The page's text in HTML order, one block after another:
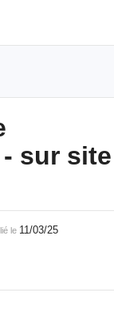
sur site
le 11/03/25